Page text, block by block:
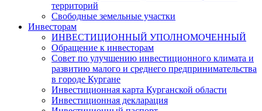
территорий
Свободные земельные участки
Инвесторам
ИНВЕСТИЦИОННЫЙ УПОЛНОМОЧЕННЫЙ
Обращение к инвесторам
Совет по улучшению инвестиционного климата и
развитию малого и среднего предпринимательства
в городе Кургане
Инвестиционная карта Курганской области
Инвестиционная декларация